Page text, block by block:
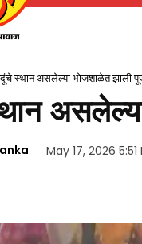
स्थान असलेल्या भोजशाळेत झाली
May 17, 2026 5:51